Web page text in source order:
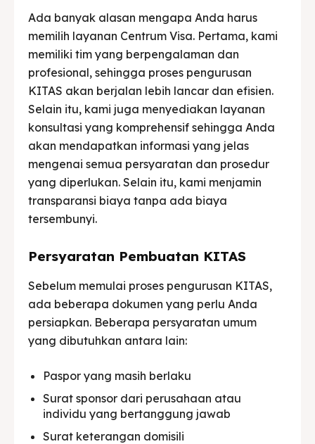
Ada banyak alasan mengapa Anda harus
memilih layanan Centrum Visa. Pertama, kami
memiliki tim yang berpengalaman dan
profesional, sehingga proses pengurusan
KITAS akan berjalan lebih lancar dan efisien.
Selain itu, kami juga menyediakan layanan
konsultasi yang komprehensif sehingga Anda
akan mendapatkan informasi yang jelas
mengenai semua persyaratan dan prosedur
yang diperlukan. Selain itu, kami menjamin
transparansi biaya tanpa ada biaya
tersembunyi.
Persyaratan Pembuatan KITAS
Sebelum memulai proses pengurusan KITAS,
ada beberapa dokumen yang perlu Anda
persiapkan. Beberapa persyaratan umum
yang dibutuhkan antara lain:
Paspor yang masih berlaku
Surat sponsor dari perusahaan atau
individu yang bertanggung jawab
Surat keterangan domisili